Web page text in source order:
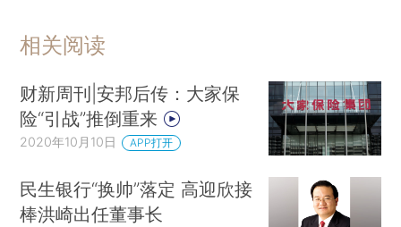
相关阅读
财新周刊|安邦后传：大家保
险“引战”推倒重来
2020年10月10日 APP打开
民生银行“换帅”落定 高迎欣接
棒洪崎出任董事长